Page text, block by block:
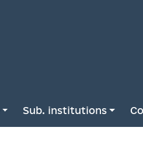
Sub. institutions